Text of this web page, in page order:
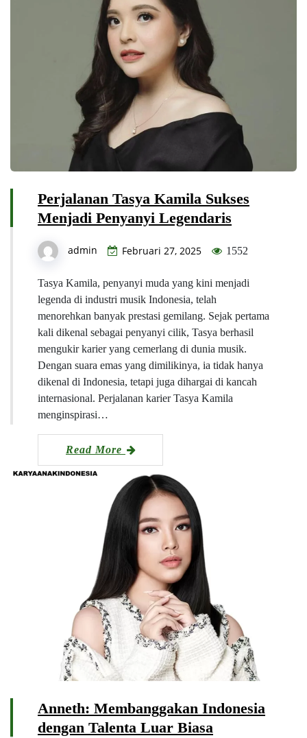
Perjalanan Tasya Kamila Sukses
Menjadi Penyanyi Legendaris
admin Februari 27, 2025 1552
Tasya Kamila, penyanyi muda yang kini menjadi
legenda di industri musik Indonesia, telah
menorehkan banyak prestasi gemilang. Sejak pertama
kali dikenal sebagai penyanyi cilik, Tasya berhasil
mengukir karier yang cemerlang di dunia musik.
Dengan suara emas yang dimilikinya, ia tidak hanya
dikenal di Indonesia, tetapi juga dihargai di kancah
internasional. Perjalanan karier Tasya Kamila
menginspirasi…
Read More
Anneth: Membanggakan Indonesia
dengan Talenta Luar Biasa